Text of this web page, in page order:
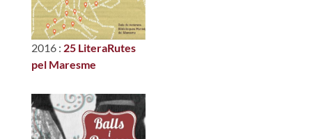
2016 : 25 LiteraRutes
pel Maresme